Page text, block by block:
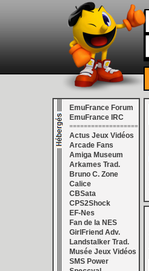
EmuFrance Forum
EmuFrance IRC
===================
Actus Jeux Vidéos
Arcade Fans
Amiga Museum
Arkames Trad.
Bruno C. Zone
Calice
CBSata
CPS2Shock
EF-Nes
Fan de la NES
GirlFriend Adv.
Landstalker Trad.
Musée Jeux Vidéos
SMS Power